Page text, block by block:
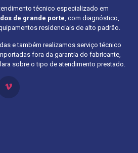
técnico especializado em
de grande porte, com diagnóstico,
residenciais de alto padrão.
e também realizamos serviço técnico
fora da garantia do fabricante,
sobre o tipo de atendimento prestado.